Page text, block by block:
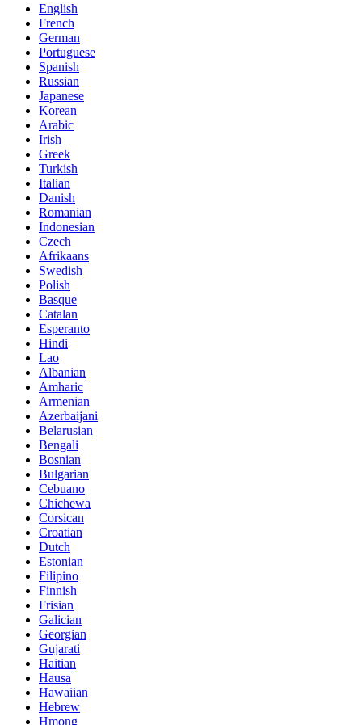
English
French
German
Portuguese
Spanish
Russian
Japanese
Korean
Arabic
Irish
Greek
Turkish
Italian
Danish
Romanian
Indonesian
Czech
Afrikaans
Swedish
Polish
Basque
Catalan
Esperanto
Hindi
Lao
Albanian
Amharic
Armenian
Azerbaijani
Belarusian
Bengali
Bosnian
Bulgarian
Cebuano
Chichewa
Corsican
Croatian
Dutch
Estonian
Filipino
Finnish
Frisian
Galician
Georgian
Gujarati
Haitian
Hausa
Hawaiian
Hebrew
Hmong